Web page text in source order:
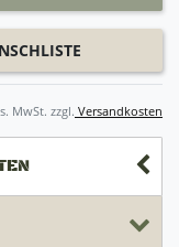
MwSt. zzgl. Versandkosten